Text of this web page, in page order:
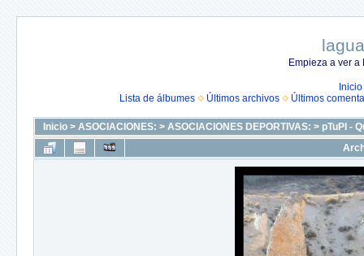
Empieza a ver
Inicio
Lista de álbumes
Últimos archivos Últimos
Inicio > ASOCIACIONES: > ASOCIACIONES DEPORTIVAS: > pTuPI -